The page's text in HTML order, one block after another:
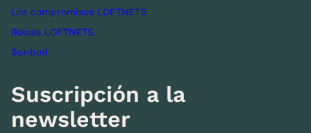
Los compromisos LOFTNETS
Bolsas LOFTNETS
Sunbed
Suscripción a la
newsletter